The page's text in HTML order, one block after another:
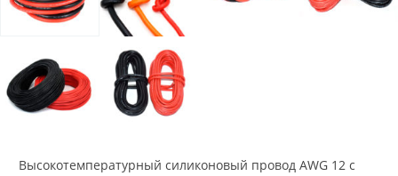
Высокотемпературный силиконовый провод AWG 12 с